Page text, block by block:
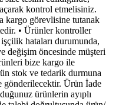
kontrol etmelisiniz.
kargo görevlisine tutanak
• Ürünler kontroller
hataları durumunda,
değişim öncesinde müşteri
bize kargo ile
stok ve tedarik durmuna
gönderilecektir. Ürün İade
ürünlerin ayıplı